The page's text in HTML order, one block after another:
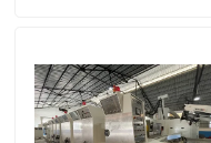
เกี่ยวกับเรา